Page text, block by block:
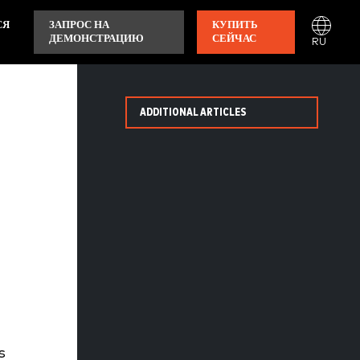
ЗАПРОС НА
ДЕМОНСТРАЦИЮ
КУПИТЬ
СЕЙЧАС
RU
ADDITIONAL ARTICLES